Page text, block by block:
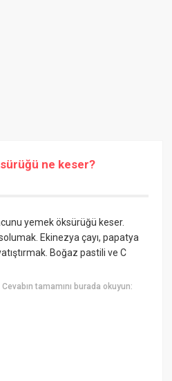
ne keser?
yemek öksürüğü keser.
Ekinezya çayı, papatya
Boğaz pastili ve C
Cevabın tamamını burada okuyun: